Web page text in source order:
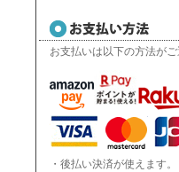
お支払いは以下の方法がご
・後払い決済が使えます。